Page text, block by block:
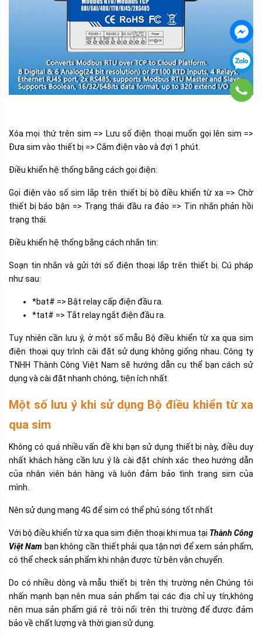
Xóa mọi thứ trên sim => Lưu số điện thoại muốn gọi lên sim =>
Đưa sim vào thiết bị => Cắm điện vào và đợi 1 phút.
Điều khiển hệ thống bằng cách gọi điện:
Gọi điện vào số sim lắp trên thiết bị bộ điều khiển từ xa => Chờ
thiết bị báo bận => Trạng thái đầu ra đảo => Tin nhắn phản hồi
trạng thái.
Điều khiển hệ thống bằng cách nhắn tin:
Soạn tin nhắn và gửi tới số điện thoại lắp trên thiết bị. Cú pháp
như sau:
*bat# => Bật relay cấp điện đầu ra.
*tat# => Tắt relay ngắt điện đầu ra.
Tuy nhiên cần lưu ý, ở một số mẫu Bộ điều khiển từ xa qua sim
điện thoại quy trình cài đặt sử dụng không giống nhau. Công ty
TNHH Thành Công Việt Nam sẽ hướng dẫn cụ thể bạn cách sử
dụng và cài đặt nhanh chóng, tiện ích nhất.
Một số lưu ý khi sử dụng Bộ điều khiển từ xa
qua sim
Không có quá nhiều vấn đề khi bạn sử dụng thiết bị này, điều duy
nhất khách hàng cần lưu ý là cài đặt chính xác theo hướng dẫn
của nhân viên bán hàng và luôn đảm bảo tình trạng sim của
mình.
Nên sử dụng mạng 4G để sim có thể phủ sóng tốt nhất
Với bộ điều khiển từ xa qua sim điện thoại khi mua tại Thành Công
Việt Nam bạn không cần thiết phải qua tận nơi để xem sản phẩm,
có thể check sản phẩm khi nhận được từ bên vận chuyển.
Do có nhiều dòng và mẫu thiết bị trên thị trường nên Chúng tôi
nhấn mạnh bạn nên mua sản phẩm tại các địa chỉ uy tín,không
nên mua sản phẩm giá rẻ trôi nổi trên thị trường để được đảm
bảo về chất lượng và thời gian sử dụng.